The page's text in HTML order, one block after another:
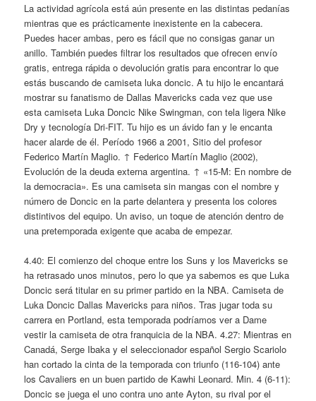
La actividad agrícola está aún presente en las distintas pedanías
mientras que es prácticamente inexistente en la cabecera.
Puedes hacer ambas, pero es fácil que no consigas ganar un
anillo. También puedes filtrar los resultados que ofrecen envío
gratis, entrega rápida o devolución gratis para encontrar lo que
estás buscando de camiseta luka doncic. A tu hijo le encantará
mostrar su fanatismo de Dallas Mavericks cada vez que use
esta camiseta Luka Doncic Nike Swingman, con tela ligera Nike
Dry y tecnología Dri-FIT. Tu hijo es un ávido fan y le encanta
hacer alarde de él. Período 1966 a 2001, Sitio del profesor
Federico Martín Maglio. ↑ Federico Martín Maglio (2002),
Evolución de la deuda externa argentina. ↑ «15-M: En nombre de
la democracia». Es una camiseta sin mangas con el nombre y
número de Doncic en la parte delantera y presenta los colores
distintivos del equipo. Un aviso, un toque de atención dentro de
una pretemporada exigente que acaba de empezar.
4.40: El comienzo del choque entre los Suns y los Mavericks se
ha retrasado unos minutos, pero lo que ya sabemos es que Luka
Doncic será titular en su primer partido en la NBA. Camiseta de
Luka Doncic Dallas Mavericks para niños. Tras jugar toda su
carrera en Portland, esta temporada podríamos ver a Dame
vestir la camiseta de otra franquicia de la NBA. 4.27: Mientras en
Canadá, Serge Ibaka y el seleccionador español Sergio Scariolo
han cortado la cinta de la temporada con triunfo (116-104) ante
los Cavaliers en un buen partido de Kawhi Leonard. Min. 4 (6-11):
Doncic se juega el uno contra uno ante Ayton, su rival por el